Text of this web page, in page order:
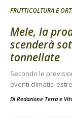
FRUTTICOLTURA E
Mele, la
scenderà
tonnellate
Secondo le
eventi climatici
Di Redazione Terra e